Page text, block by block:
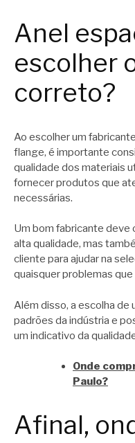
Anel
escolher
correto?
Ao escolher um
flange, é importante
qualidade dos materiais
fornecer produtos que
necessárias.
Um bom fabricante deve
alta qualidade, mas
cliente para ajudar na
quaisquer problemas
Além disso, a escolha de
padrões da indústria e
um indicativo da
Onde
Paulo?
Afinal,